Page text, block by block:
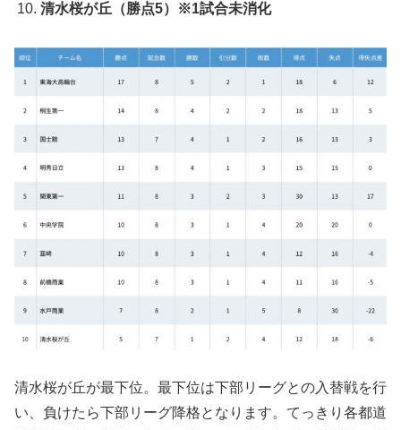
清水桜が丘（勝点5）※1試合未消化
清水桜が丘が最下位。最下位は下部リーグとの入替戦を行
い、負けたら下部リーグ降格となります。てっきり各都道